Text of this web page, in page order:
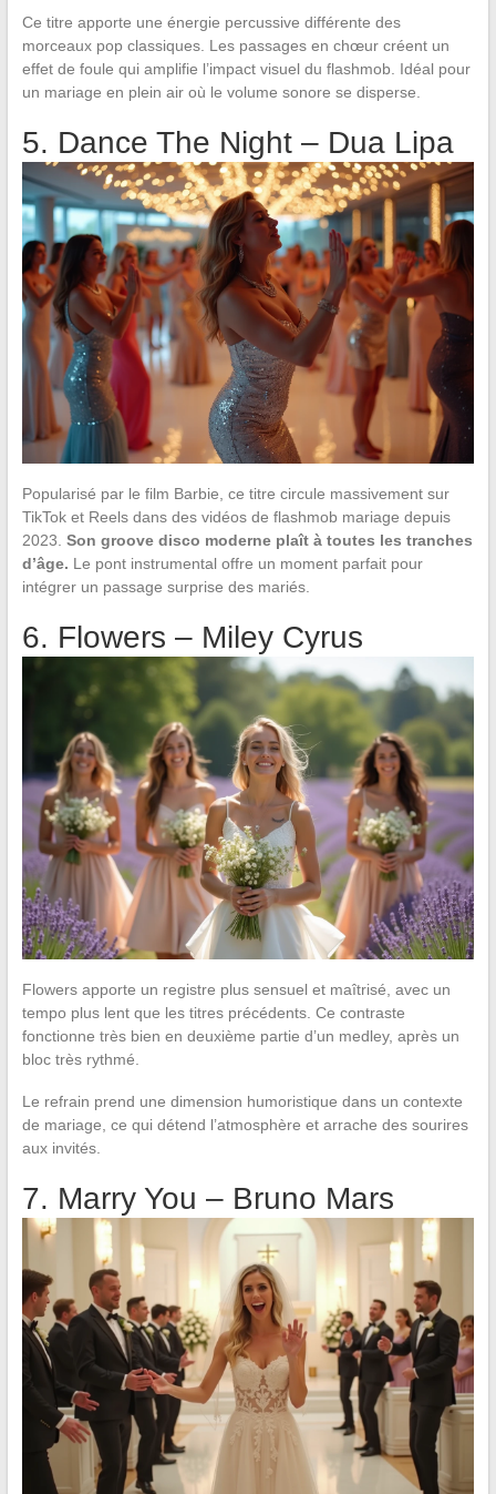
Ce titre apporte une énergie percussive différente des
morceaux pop classiques. Les passages en chœur créent un
effet de foule qui amplifie l’impact visuel du flashmob. Idéal pour
un mariage en plein air où le volume sonore se disperse.
5. Dance The Night – Dua Lipa
Popularisé par le film Barbie, ce titre circule massivement sur
TikTok et Reels dans des vidéos de flashmob mariage depuis
2023. Son groove disco moderne plaît à toutes les tranches
d’âge. Le pont instrumental offre un moment parfait pour
intégrer un passage surprise des mariés.
6. Flowers – Miley Cyrus
Flowers apporte un registre plus sensuel et maîtrisé, avec un
tempo plus lent que les titres précédents. Ce contraste
fonctionne très bien en deuxième partie d’un medley, après un
bloc très rythmé.
Le refrain prend une dimension humoristique dans un contexte
de mariage, ce qui détend l’atmosphère et arrache des sourires
aux invités.
7. Marry You – Bruno Mars